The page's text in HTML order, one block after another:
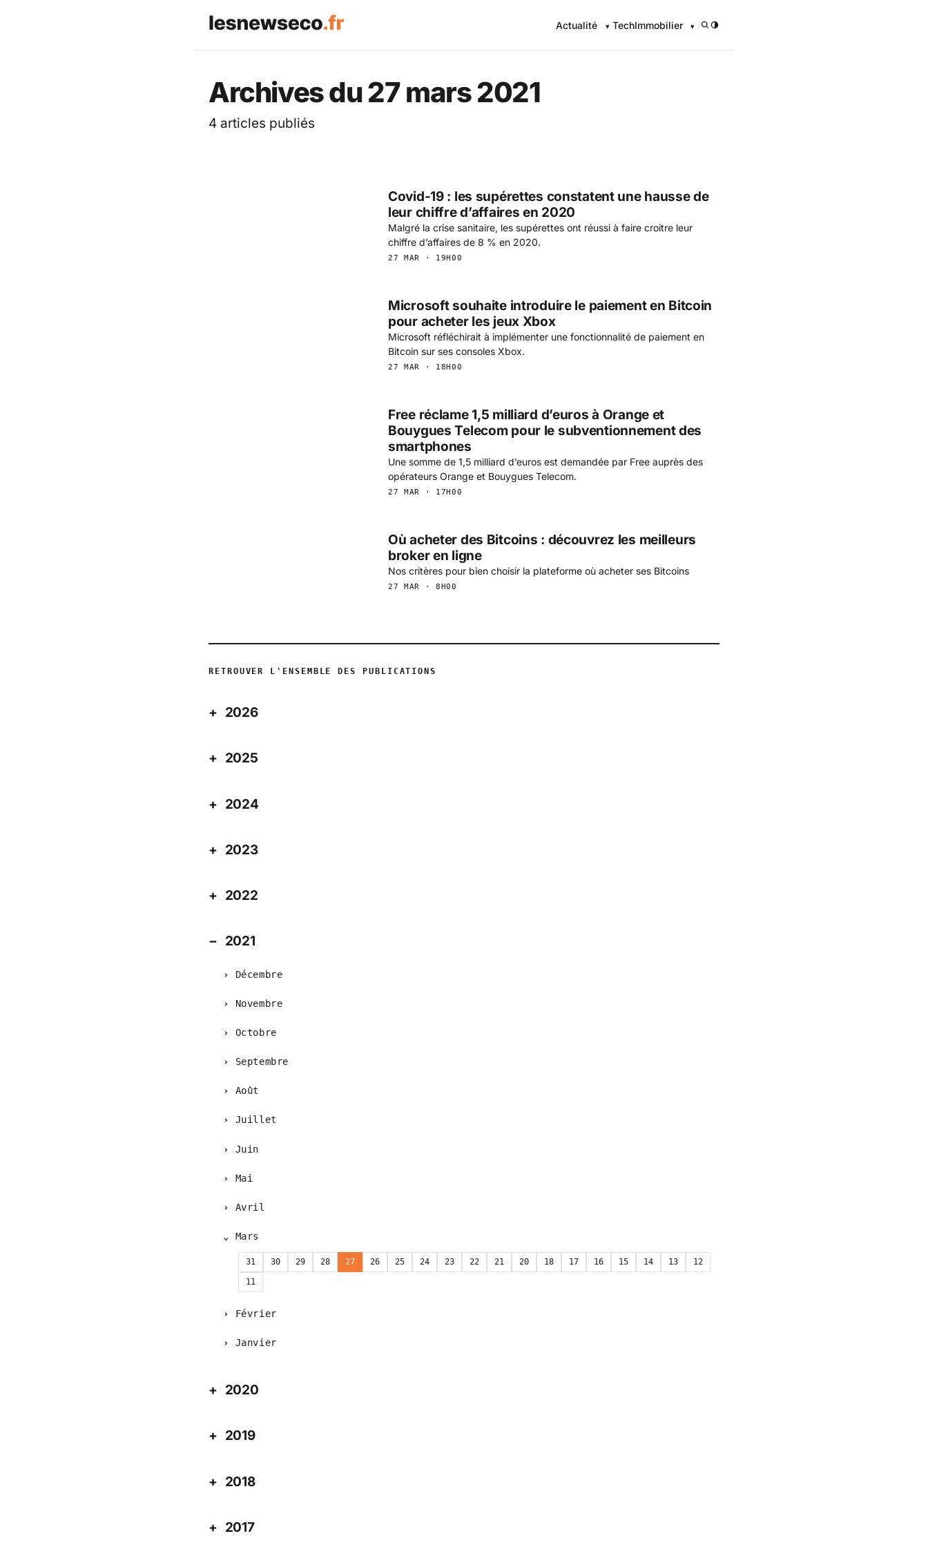
Les News Eco .fr — L'information économique
Actualité TechImmobilier /
Archives du 27 mars 2021
4 articles publiés
Covid-19 : les supérettes constatent une hausse de
leur chiffre d’affaires en 2020
Malgré la crise sanitaire, les supérettes ont réussi à faire croitre leur
chiffre d’affaires de 8 % en 2020.
27 MAR · 19H00
Microsoft souhaite introduire le paiement en Bitcoin
pour acheter les jeux Xbox
Microsoft réfléchirait à implémenter une fonctionnalité de paiement en
Bitcoin sur ses consoles Xbox.
27 MAR · 18H00
Free réclame 1,5 milliard d’euros à Orange et
Bouygues Telecom pour le subventionnement des
smartphones
Une somme de 1,5 milliard d’euros est demandée par Free auprès des
opérateurs Orange et Bouygues Telecom.
27 MAR · 17H00
Où acheter des Bitcoins : découvrez les meilleurs
broker en ligne
Nos critères pour bien choisir la plateforme où acheter ses Bitcoins
27 MAR · 8H00
RETROUVER L'ENSEMBLE DES PUBLICATIONS
2026
2025
2024
2023
2022
2021
Décembre
Novembre
Octobre
Septembre
Août
Juillet
Juin
Mai
Avril
Mars
31 30 29 28 27 26 25 24 23 22 21 20 18 17 16 15 14 13 12
11
Février
Janvier
2020
2019
2018
2017